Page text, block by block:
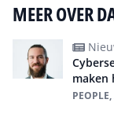
MEER OVER
maken